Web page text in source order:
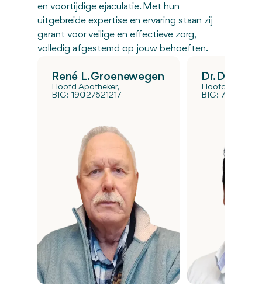
en voortijdige ejaculatie. Met hun
uitgebreide expertise en ervaring staan zij
garant voor veilige en effectieve zorg,
volledig afgestemd op jouw behoeften.
René L. Groenewegen
Hoofd Apotheker,
BIG: 19027621217
Dr. Diego
Hoofd
BIG: